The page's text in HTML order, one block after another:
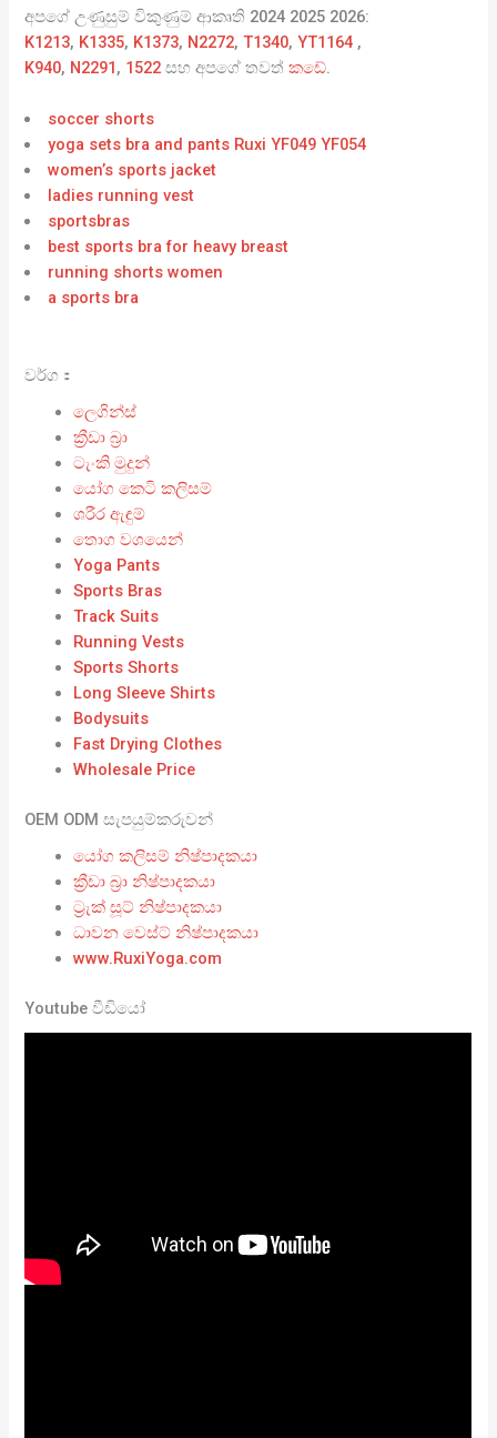
අපගේ උණුසුම් විකුණුම් ආකෘති 2024 2025 2026:
K1213, K1335, K1373, N2272,T1340,YT1164 ,
K940, N2291, 1522සහ අපගේ තවත්කඩේ.
soccer shorts
yoga sets bra and pants Ruxi YF049 YF054
women’s sports jacket
ladies running vest
sportsbras
best sports bra for heavy breast
running shorts women
a sports bra
වර්ග：
ලෙගින්ස්
ක්‍රීඩා බ්‍රා
ටැංකි මුදුන්
යෝග කෙටි කලිසම්
ශරීර ඇඳුම්
තොග වශයෙන්
Yoga Pants
Sports Bras
Track Suits
Running Vests
Sports Shorts
Long Sleeve Shirts
Bodysuits
Fast Drying Clothes
Wholesale Price
OEM ODM සැපයුම්කරුවන්
යෝග කලිසම් නිෂ්පාදකයා
ක්‍රීඩා බ්‍රා නිෂ්පාදකයා
ට්‍රැක් සූට් නිෂ්පාදකයා
ධාවන වෙස්ට් නිෂ්පාදකයා
www.RuxiYoga.com
Youtube වීඩියෝ